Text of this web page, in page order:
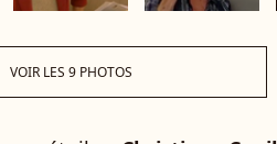
VOIR LES 9 PHOTOS